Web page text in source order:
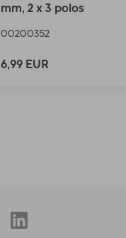
mm, 2 x 3 polos
00200352
6,99 EUR